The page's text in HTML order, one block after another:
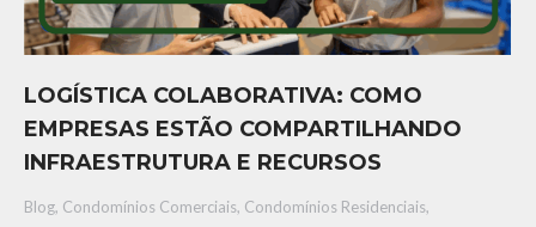
LOGÍSTICA COLABORATIVA: COMO
EMPRESAS ESTÃO COMPARTILHANDO
INFRAESTRUTURA E RECURSOS
Blog, Condomínios Comerciais, Condomínios Residenciais,